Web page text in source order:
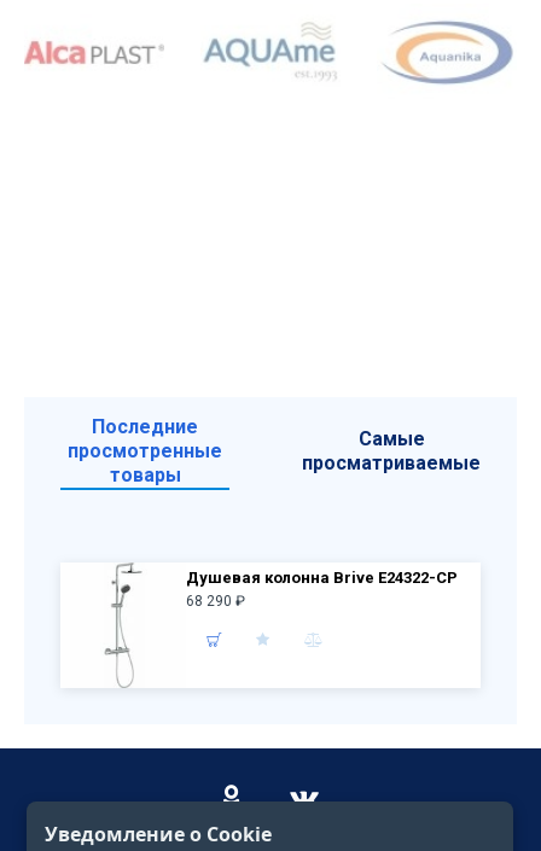
Последние
просмотренные
товары
Самые
просматриваемые
Душевая колонна Brive E24322-CP
68 290 ₽
Уведомление о Cookie